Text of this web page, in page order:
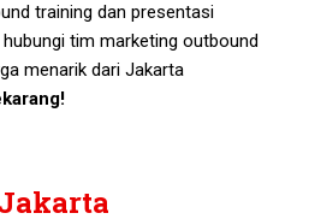
training dan presentasi
tim marketing outbound
menarik dari Jakarta